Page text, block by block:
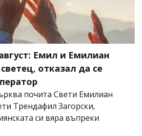
Емил и Емилиан
отказал да се
почита Свети Емилиан
Трендафил Загорски,
си вяра въпреки